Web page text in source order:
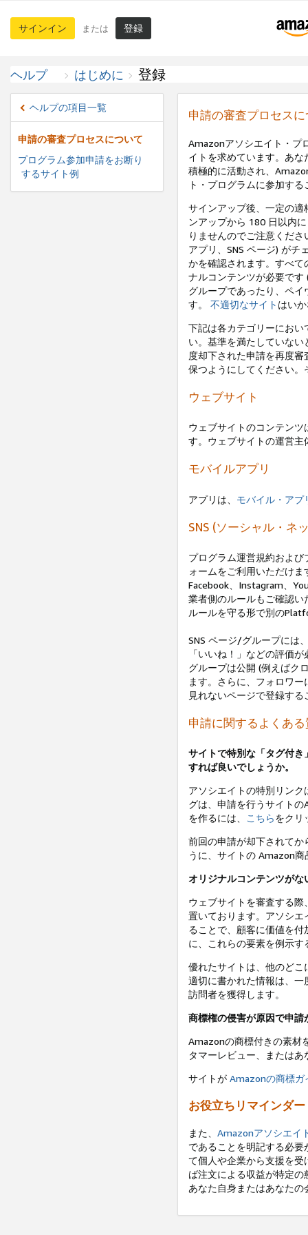
サインイン または 登録
ヘルプ はじめに 登録
ヘルプの項目一覧
申請の審査プロセスについて
プログラム参加申請をお断り
するサイト例
申請の審査プロセス
Amazonアソシエイト・プ
イトを求めています。あ
積極的に活動され、
ト・プログラムに参加す
サインアップ後、一定の
ンアップから 180 日以内
りませんのでご注意くだ
アプリ、SNS ページ) がチ
かを確認されます。すべ
ナルコンテンツが必要で
グループであったり、ペ
す。 不適切なサイト はい
下記は各カテゴリーにお
い。基準を満たしていな
度却下された申請を再度
保つようにしてください
ウェブサイト
ウェブサイトのコンテン
す。ウェブサイトの運営
モバイルアプリ
アプリは、 モバイル・アプ
SNS (ソーシャル・ネ
プログラム運営規約およ
ォームをご利用いただけ
Facebook、Instagram、
業者側のルールもご確認
ルールを守る形で別の
SNS ページ/グループには
「いいね！」などの評価
グループは公開 (例えばク
ます。さらに、フォロワ
見れないページで登録す
申請に関するよくある
サイトで特別な「タグ付
すれば良いでしょうか。
アソシエイトの特別リン
グは、申請を行うサイト
を作るには、
こちらをクリ
前回の申請が却下されて
うに、サイトの Amazon
オリジナルコンテンツが
ウェブサイトを審査する
置いております。アソシ
ることで、顧客に価値を
に、これらの要素を例示
優れたサイトは、他のど
適切に書かれた情報は、
訪問者を獲得します。
商標権の侵害が原因で申
Amazonの商標付きの素材
タマーレビュー、または
サイトがAmazonの商標ガ
お役立ちリマインダー
また、 Amazonアソシエイ
であることを明記する必
て個人や企業から支援を
ば注文による収益が特定
あなた自身またはあなた